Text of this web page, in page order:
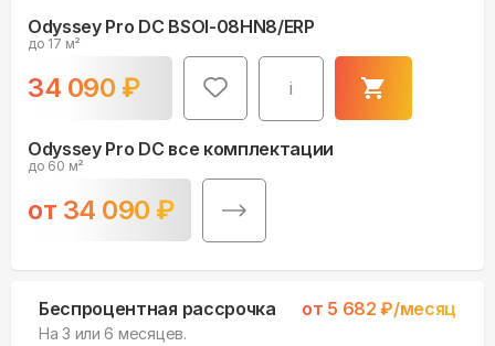
Odyssey Pro DC BSOI-08HN8/ERP
до 17 м²
34 090 ₽ i
Odyssey Pro DC все комплектации
до 60 м²
от 34 090 ₽
Беспроцентная рассрочка от 5 682 ₽/месяц
На 3 или 6 месяцев.